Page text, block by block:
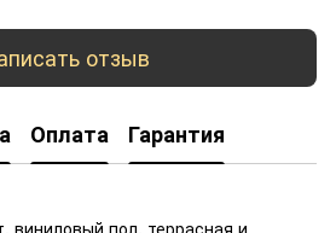
отзыв
Оплата Гарантия
виниловый пол, террасная и